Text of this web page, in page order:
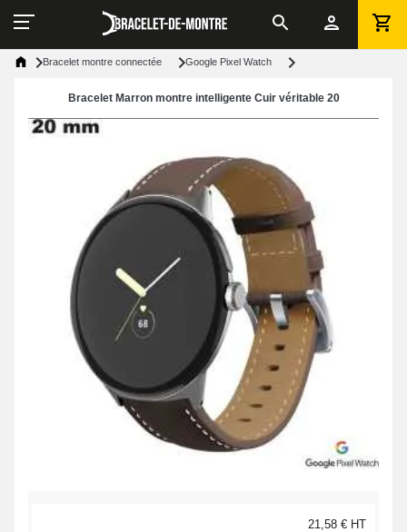
Bracelet montre connectée Google Pixel Watch
Bracelet Marron montre intelligente Cuir véritable 20
21,58 € HT